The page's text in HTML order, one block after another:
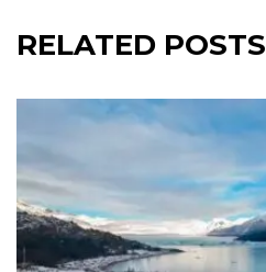
RELATED POSTS